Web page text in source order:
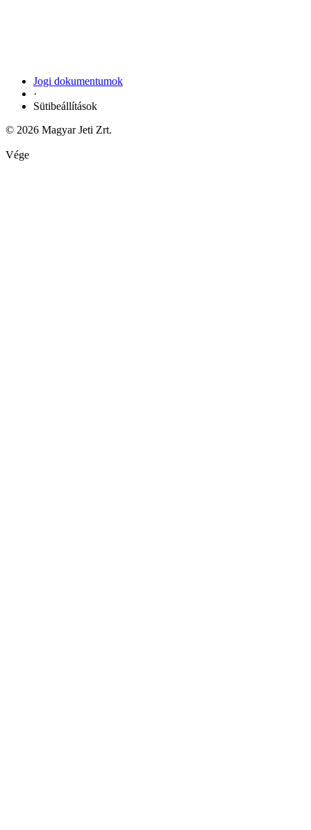
Jogi dokumentumok
·
Sütibeállítások
© 2026 Magyar Jeti Zrt.
Vége